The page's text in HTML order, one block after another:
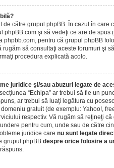
de către grupul phpBB. În cazul în care
phpBB.com şi să vedeţi ce are de
phpbb.com, pentru că grupul phpBB
să consultaţi aceste forumuri şi
procedura explicată acolo.
juridice şi/sau abuzuri legate de
“Echipa” ar trebui să fie un
ar trebui să luaţi legătura cu
gratuit (de exemplu: Yahoo!,
respectiv. Vă rugăm să reţineţi
pentru cum, unde sau de către
juridice care nu sunt legate
grupul phpBB despre orice folosire a